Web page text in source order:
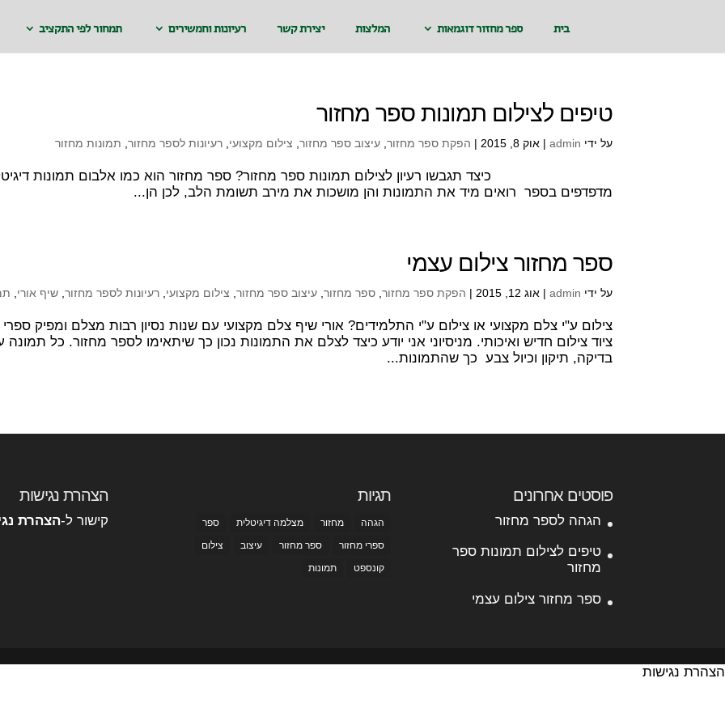
בית ספר מחזור דוגמאות המלצות יצירת קשר רעיונות וחמשירים תמחור לפי התקציב
טיפים לצילום תמונות ספר מחזור
על ידי admin
| אוק 8, 2015 | הפקת ספר מחזור עיצוב ספר מחזור צילום מקצועי רעיונות לספר מחזור תמונות מחזור
כיצד תגבשו רעיון לצילום תמונות ספר מחזור? ספר מחזור הוא כמו אלבום תמונות
מדפדפים בספר רואים מיד את התמונות והן מושכות את מירב תשומת הלב, לכן הן...
ספר מחזור צילום עצמי
על ידי admin
| אוג 12, 2015 | הפקת ספר מחזור ספר מחזור עיצוב ספר מחזור צילום מקצועי רעיונות לספר מחזור שיף אורי
צילום ע"י צלם מקצועי או צילום ע"י התלמידים? אורי שיף צלם מקצועי עם שנות נסיון רבות מצלם ומפיק
ציוד צילום חדיש ואיכותי. מניסיוני אני יודע כיצד לצלם את התמונות נכון כך שיתאימו לספר מחזור. כל תמונה
בדיקה, תיקון וכיול צבע כך שהתמונות...
פוסטים אחרונים
הגהה לספר מחזור
טיפים לצילום תמונות ספר
מחזור
ספר מחזור צילום עצמי
תגיות
הגהה מחזור מצלמה דיגיטלית
ספר
ספרי מחזור
ספר מחזור עיצוב
צילום
קונספט
תמונות
הצהרת נגישות
קישור ל-הצהרת
הצהרת נגישות